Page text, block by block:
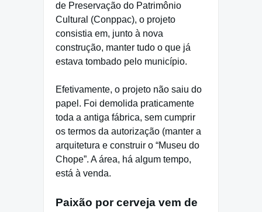
de Preservação do Patrimônio
Cultural (Conppac), o projeto
consistia em, junto à nova
construção, manter tudo o que já
estava tombado pelo município.
Efetivamente, o projeto não saiu do
papel. Foi demolida praticamente
toda a antiga fábrica, sem cumprir
os termos da autorização (manter a
arquitetura e construir o “Museu do
Chope”. A área, há algum tempo,
está à venda.
Paixão por cerveja vem de